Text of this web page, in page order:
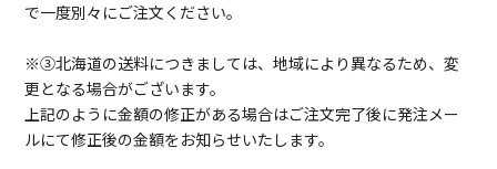
で一度別々にご注文ください。
※③北海道の送料につきましては、地域により異なるため、変
更となる場合がございます。
上記のように金額の修正がある場合はご注文完了後に発注メー
ルにて修正後の金額をお知らせいたします。